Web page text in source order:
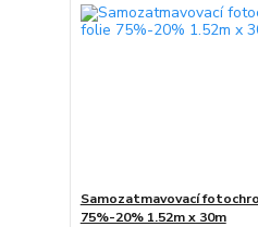
Samozatmavovací
75%-20% 1.52m x 30m